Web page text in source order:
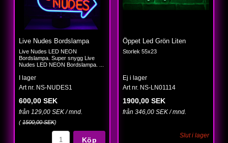
Live Nudes Bordslampa
Live Nudes LED NEON
Bordslampa. Super snygg Live
Nudes LED NEON Bordslampa. ...
I lager
Art nr. NS-NUDES1
600,00 SEK
från 129,00 SEK / mnd.
(1500,00 SEK)
Köp
Öppet Led Grön Liten
Storlek 55x23
Ej i lager
Art nr. NS-LN01114
1900,00 SEK
från 346,00 SEK / mnd.
Slut i lager